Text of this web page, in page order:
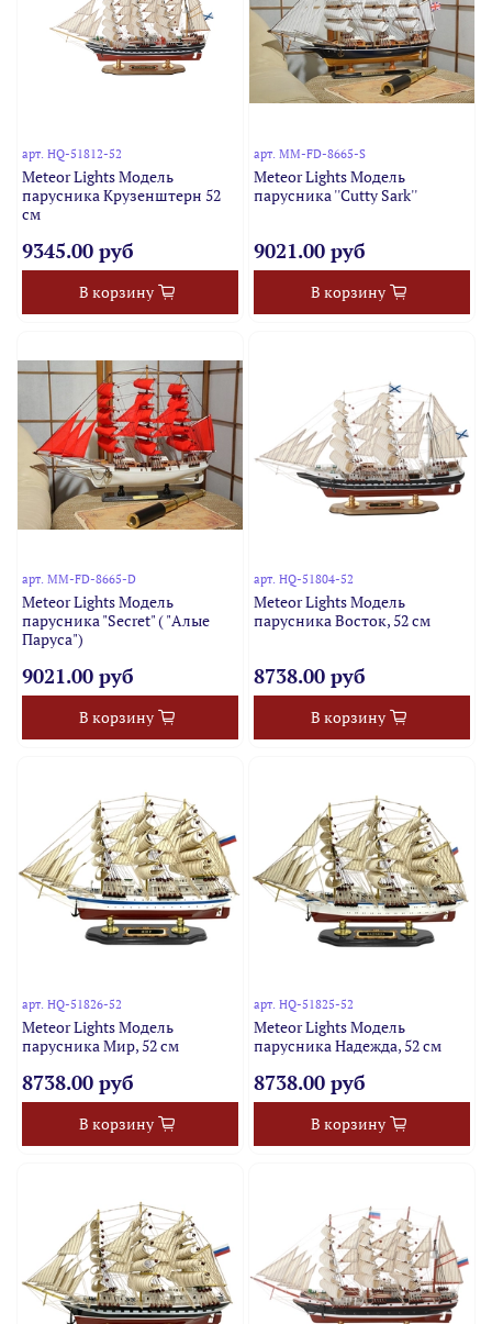
арт.HQ-51812-52
Meteor Lights Модель
парусника Крузенштерн 52
см
9345.00 руб
В корзину
арт. MM-FD-8665-S
Meteor Lights Модель
парусника ''Cutty Sark''
9021.00 руб
В корзину
арт.MM-FD-8665-D
Meteor Lights Модель
парусника "Secret" ( "Алые
Паруса")
9021.00 руб
В корзину
арт. HQ-51804-52
Meteor Lights Модель
парусника Восток, 52 см
8738.00 руб
В корзину
арт.HQ-51826-52
Meteor Lights Модель
парусника Мир, 52 см
8738.00 руб
В корзину
арт. HQ-51825-52
Meteor Lights Модель
парусника Надежда, 52 см
8738.00 руб
В корзину